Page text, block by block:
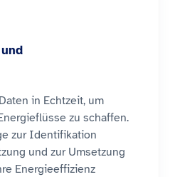
in Echtzeit, um
zu schaffen.
zur Identifikation
und zur Umsetzung
Energieeffizienz